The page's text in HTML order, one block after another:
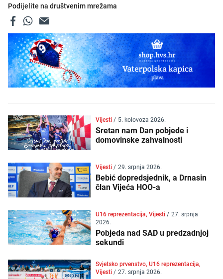
Podijelite na društvenim mrežama
Vijesti / 5. kolovoza 2026.
Sretan nam Dan pobjede i
domovinske zahvalnosti
Vijesti / 29. srpnja 2026.
Bebić dopredsjednik, a Drnasin
član Vijeća HOO-a
U16 reprezentacija, Vijesti / 27. srpnja
2026.
Pobjeda nad SAD u predzadnjoj
sekundi
Svjetsko prvenstvo, U16 reprezentacija,
Vijesti / 27. srpnja 2026.